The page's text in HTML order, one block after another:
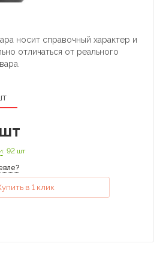
носит справочный характер и
отличаться от реального
: 92 шт
в 1 клик